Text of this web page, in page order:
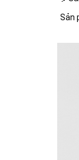
Sản